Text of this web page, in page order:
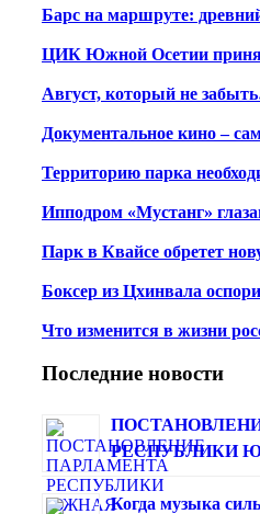
Барс на маршруте:
ЦИК Южной Осетии
Август, который не
Документальное кино –
Территорию парка
Ипподром «Мустанг»
Парк в Квайсе обретет
Боксер из Цхинвала
Что изменится в жизни
Последние новости
РЕСПУБЛИКИ
Когда музыка